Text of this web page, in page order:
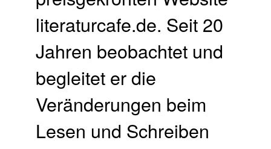
literaturcafe.de. Seit 20
Jahren beobachtet und
begleitet er die
Veränderungen beim
Lesen und Schreiben